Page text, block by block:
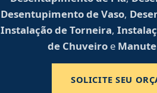
Desentupimento de Vaso,
Instalação de Torneira,
de Chuveiro e
SOLICITE SEU